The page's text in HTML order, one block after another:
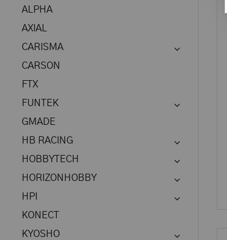
ALPHA
AXIAL
CARISMA
CARSON
FTX
FUNTEK
GMADE
HB RACING
HOBBYTECH
HORIZONHOBBY
HPI
KONECT
KYOSHO